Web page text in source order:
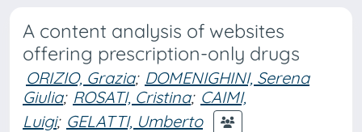
A content analysis of websites
offering prescription-only drugs
ORIZIO, Grazia; DOMENIGHINI, Serena
Giulia; ROSATI, Cristina; CAIMI,
Luigi; GELATTI, Umberto